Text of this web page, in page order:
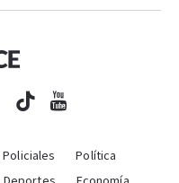
Policiales
Política